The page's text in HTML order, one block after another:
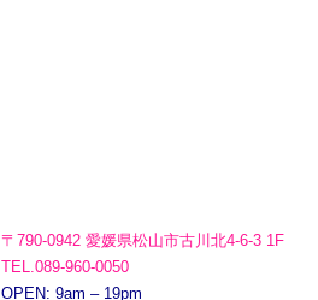
〒790-0942 愛媛県松山市古川北4-6-3 1F
TEL.089-960-0050
OPEN: 9am – 19pm